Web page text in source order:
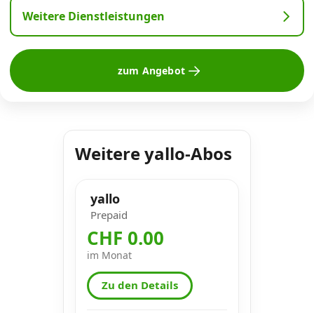
Weitere Dienstleistungen
zum Angebot
Weitere yallo-Abos
yallo
Prepaid
CHF 0.00
im Monat
Zu den Details